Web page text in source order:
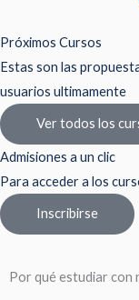
Próximos Cursos
Estas son las
usuarios ultimamente
Ver todos los
Admisiones a un clic
Para acceder a los
Inscribirse
Por qué estudiar con